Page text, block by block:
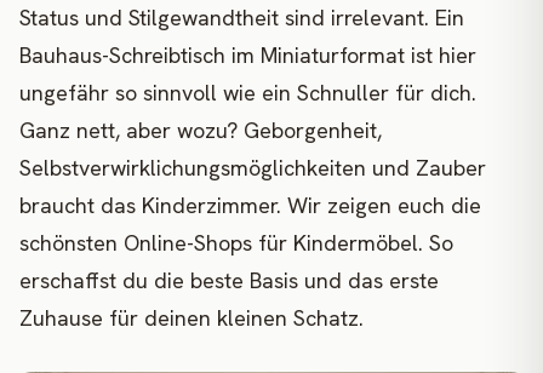
Status und Stilgewandtheit sind irrelevant. Ein
Bauhaus-Schreibtisch im Miniaturformat ist hier
ungefähr so sinnvoll wie ein Schnuller für dich.
Ganz nett, aber wozu? Geborgenheit,
Selbstverwirklichungsmöglichkeiten und Zauber
braucht das Kinderzimmer. Wir zeigen euch die
schönsten Online-Shops für Kindermöbel. So
erschaffst du die beste Basis und das erste
Zuhause für deinen kleinen Schatz.